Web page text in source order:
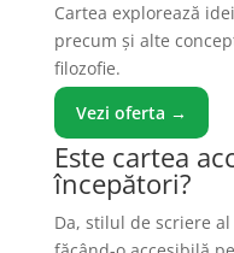
Cartea explorează
precum și alte
filozofie.
Vezi oferta →
Este cartea
începători?
Da, stilul de scriere